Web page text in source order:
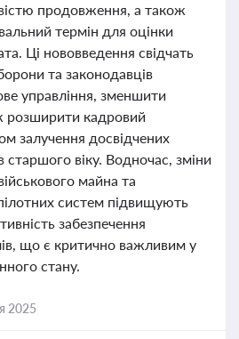
продовження, а також
термін для оцінки
Ці нововведення свідчать
та законодавців
управління, зменшити
розширити кадровий
залучення досвідчених
старшого віку. Водночас, зміни
майна та
систем підвищують
забезпечення
що є критично важливим у
стану.
2025